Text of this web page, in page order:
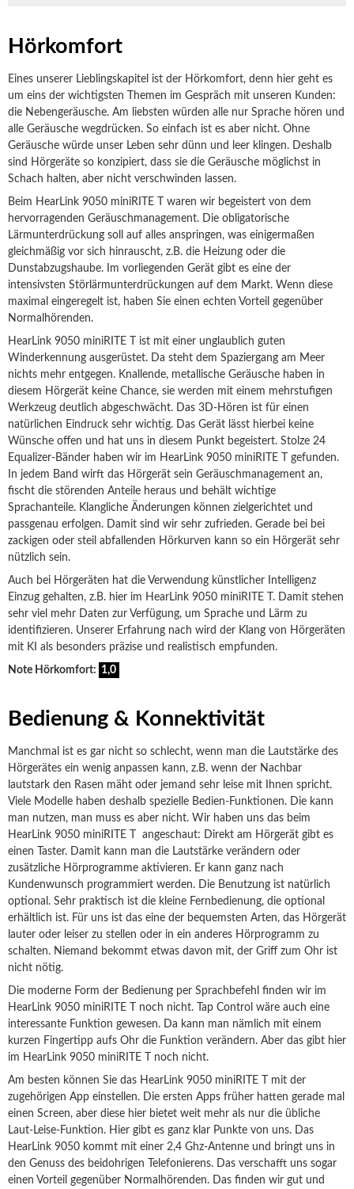
Hörkomfort
Eines unserer Lieblingskapitel ist der Hörkomfort, denn hier geht es
um eins der wichtigsten Themen im Gespräch mit unseren Kunden:
die Nebengeräusche. Am liebsten würden alle nur Sprache hören und
alle Geräusche wegdrücken. So einfach ist es aber nicht. Ohne
Geräusche würde unser Leben sehr dünn und leer klingen. Deshalb
sind Hörgeräte so konzipiert, dass sie die Geräusche möglichst in
Schach halten, aber nicht verschwinden lassen.
Beim HearLink 9050 miniRITE T waren wir begeistert von dem
hervorragenden Geräuschmanagement. Die obligatorische
Lärmunterdrückung soll auf alles anspringen, was einigermaßen
gleichmäßig vor sich hinrauscht, z.B. die Heizung oder die
Dunstabzugshaube. Im vorliegenden Gerät gibt es eine der
intensivsten Störlärmunterdrückungen auf dem Markt. Wenn diese
maximal eingeregelt ist, haben Sie einen echten Vorteil gegenüber
Normalhörenden.
HearLink 9050 miniRITE T ist mit einer unglaublich guten
Winderkennung ausgerüstet. Da steht dem Spaziergang am Meer
nichts mehr entgegen. Knallende, metallische Geräusche haben in
diesem Hörgerät keine Chance, sie werden mit einem mehrstufigen
Werkzeug deutlich abgeschwächt. Das 3D-Hören ist für einen
natürlichen Eindruck sehr wichtig. Das Gerät lässt hierbei keine
Wünsche offen und hat uns in diesem Punkt begeistert. Stolze 24
Equalizer-Bänder haben wir im HearLink 9050 miniRITE T gefunden.
In jedem Band wirft das Hörgerät sein Geräuschmanagement an,
fischt die störenden Anteile heraus und behält wichtige
Sprachanteile. Klangliche Änderungen können zielgerichtet und
passgenau erfolgen. Damit sind wir sehr zufrieden. Gerade bei bei
zackigen oder steil abfallenden Hörkurven kann so ein Hörgerät sehr
nützlich sein.
Auch bei Hörgeräten hat die Verwendung künstlicher Intelligenz
Einzug gehalten, z.B. hier im HearLink 9050 miniRITE T. Damit stehen
sehr viel mehr Daten zur Verfügung, um Sprache und Lärm zu
identifizieren. Unserer Erfahrung nach wird der Klang von Hörgeräten
mit KI als besonders präzise und realistisch empfunden.
Note Hörkomfort: 1,0
Bedienung & Konnektivität
Manchmal ist es gar nicht so schlecht, wenn man die Lautstärke des
Hörgerätes ein wenig anpassen kann, z.B. wenn der Nachbar
lautstark den Rasen mäht oder jemand sehr leise mit Ihnen spricht.
Viele Modelle haben deshalb spezielle Bedien-Funktionen. Die kann
man nutzen, man muss es aber nicht. Wir haben uns das beim
HearLink 9050 miniRITE T angeschaut: Direkt am Hörgerät gibt es
einen Taster. Damit kann man die Lautstärke verändern oder
zusätzliche Hörprogramme aktivieren. Er kann ganz nach
Kundenwunsch programmiert werden. Die Benutzung ist natürlich
optional. Sehr praktisch ist die kleine Fernbedienung, die optional
erhältlich ist. Für uns ist das eine der bequemsten Arten, das Hörgerät
lauter oder leiser zu stellen oder in ein anderes Hörprogramm zu
schalten. Niemand bekommt etwas davon mit, der Griff zum Ohr ist
nicht nötig.
Die moderne Form der Bedienung per Sprachbefehl finden wir im
HearLink 9050 miniRITE T noch nicht. Tap Control wäre auch eine
interessante Funktion gewesen. Da kann man nämlich mit einem
kurzen Fingertipp aufs Ohr die Funktion verändern. Aber das gibt hier
im HearLink 9050 miniRITE T noch nicht.
Am besten können Sie das HearLink 9050 miniRITE T mit der
zugehörigen App einstellen. Die ersten Apps früher hatten gerade mal
einen Screen, aber diese hier bietet weit mehr als nur die übliche
Laut-Leise-Funktion. Hier gibt es ganz klar Punkte von uns. Das
HearLink 9050 kommt mit einer 2,4 Ghz-Antenne und bringt uns in
den Genuss des beidohrigen Telefonierens. Das verschafft uns sogar
einen Vorteil gegenüber Normalhörenden. Das finden wir gut und